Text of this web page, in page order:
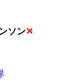
ソン✕